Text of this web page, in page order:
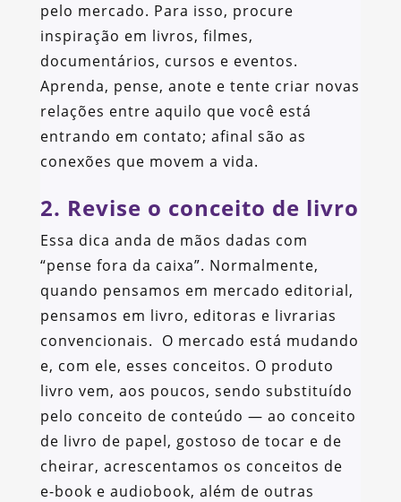
pelo mercado. Para isso, procure
inspiração em livros, filmes,
documentários, cursos e eventos.
Aprenda, pense, anote e tente criar novas
relações entre aquilo que você está
entrando em contato; afinal são as
conexões que movem a vida.
2. Revise o conceito de livro
Essa dica anda de mãos dadas com
“pense fora da caixa”. Normalmente,
quando pensamos em mercado editorial,
pensamos em livro, editoras e livrarias
convencionais. O mercado está mudando
e, com ele, esses conceitos. O produto
livro vem, aos poucos, sendo substituído
pelo conceito de conteúdo — ao conceito
de livro de papel, gostoso de tocar e de
cheirar, acrescentamos os conceitos de
e-book e audiobook, além de outras